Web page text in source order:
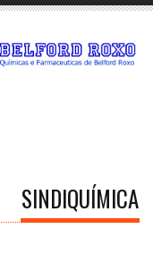
SINDIQUÍMICA